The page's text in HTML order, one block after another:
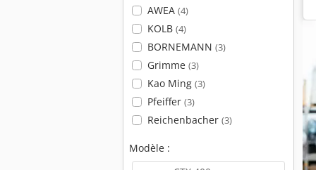
AWEA (4)
KOLB (4)
BORNEMANN (3)
Grimme (3)
Kao Ming (3)
Pfeiffer (3)
Reichenbacher (3)
Modèle :